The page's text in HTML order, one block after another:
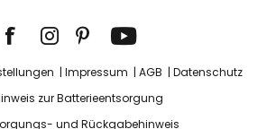
Impressum AGB
Datenschutz
zur Batterieentsorgung
und Rückgabehinweis